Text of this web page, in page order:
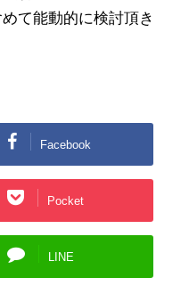
て能動的に検討頂き
Facebook
Pocket
LINE